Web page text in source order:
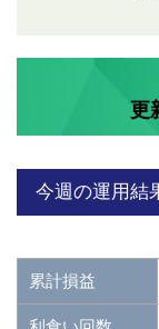
更
今週の運用結
累計損益